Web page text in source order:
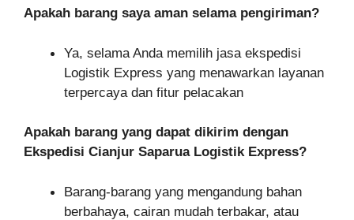
Apakah barang saya aman selama pengiriman?
Ya, selama Anda memilih jasa ekspedisi
Logistik Express yang menawarkan layanan
terpercaya dan fitur pelacakan
Apakah barang yang dapat dikirim dengan
Ekspedisi Cianjur Saparua Logistik Express?
Barang-barang yang mengandung bahan
berbahaya, cairan mudah terbakar, atau